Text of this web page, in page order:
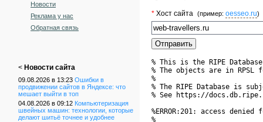
Новости
Реклама у нас
Обратная связь
< Новости сайта
09.08.2026 в 13:23 Ошибки в
продвижении сайтов в Яндексе: что
мешает выйти в топ
04.08.2026 в 09:12 Компьютеризация
швейных машин: технологии, которые
делают шитьё точнее и удобнее
* Хост сайта (пример: oesseo.ru)
% This is the RIPE
% The objects are in RPSL
%
% The RIPE Database is
% See https://
%ERROR:201: access
%